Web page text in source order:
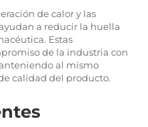
de calor y las
a reducir la huella
Estas
de la industria con
al mismo
calidad del producto.